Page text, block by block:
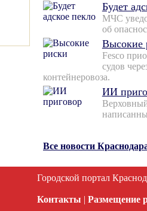
Будет
МЧС
об
Высокие
Fesco
судов
контейнеровоза.
ИИ
Все новости
Городской портал
Контакты | Размещение